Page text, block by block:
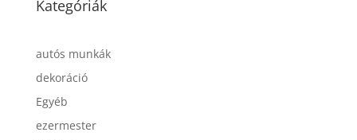
Kategóriák
autós munkák
dekoráció
Egyéb
ezermester